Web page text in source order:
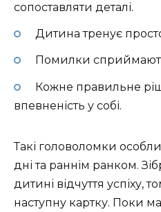
сопоставляти деталі.
Дитина тренує
Помилки
Кожне правильне
впевненість у собі.
Такі головоломки
дні та раннім ранком.
дитині відчуття успіху,
наступну картку. Поки